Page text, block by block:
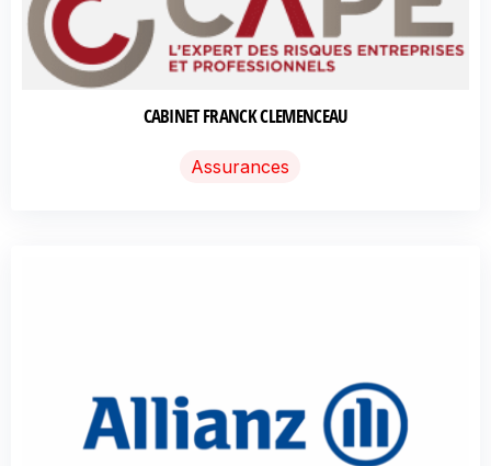
CABINET FRANCK CLEMENCEAU
Assurances